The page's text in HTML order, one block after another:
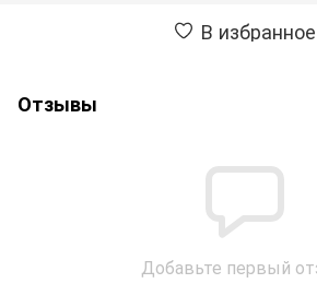
В избранное
Отзывы
Добавьте первый